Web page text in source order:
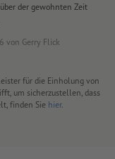
der gewohnten Zeit
von Gerry Flick
für die Einholung von
um sicherzustellen, dass
finden Sie hier.